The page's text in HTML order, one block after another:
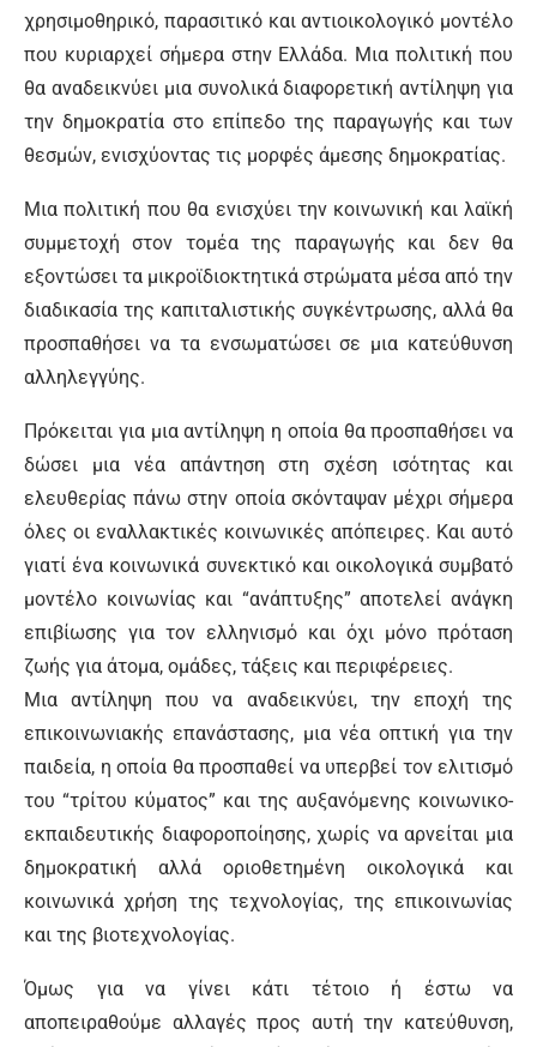
χρησιμοθηρικό, παρασιτικό και αντιοικολογικό μοντέλο
που κυριαρχεί σήμερα στην Ελλάδα. Μια πολιτική που
θα αναδεικνύει μια συνολικά διαφορετική αντίληψη για
την δημοκρατία στο επίπεδο της παραγωγής και των
θεσμών, ενισχύοντας τις μορφές άμεσης δημοκρατίας.
Μια πολιτική που θα ενισχύει την κοινωνική και λαϊκή
συμμετοχή στον τομέα της παραγωγής και δεν θα
εξοντώσει τα μικροϊδιοκτητικά στρώματα μέσα από την
διαδικασία της καπιταλιστικής συγκέντρωσης, αλλά θα
προσπαθήσει να τα ενσωματώσει σε μια κατεύθυνση
αλληλεγγύης.
Πρόκειται για μια αντίληψη η οποία θα προσπαθήσει να
δώσει μια νέα απάντηση στη σχέση ισότητας και
ελευθερίας πάνω στην οποία σκόνταψαν μέχρι σήμερα
όλες οι εναλλακτικές κοινωνικές απόπειρες. Και αυτό
γιατί ένα κοινωνικά συνεκτικό και οικολογικά συμβατό
μοντέλο κοινωνίας και “ανάπτυξης” αποτελεί ανάγκη
επιβίωσης για τον ελληνισμό και όχι μόνο πρόταση
ζωής για άτομα, ομάδες, τάξεις και περιφέρειες.
Μια αντίληψη που να αναδεικνύει, την εποχή της
επικοινωνιακής επανάστασης, μια νέα οπτική για την
παιδεία, η οποία θα προσπαθεί να υπερβεί τον ελιτισμό
του “τρίτου κύματος” και της αυξανόμενης κοινωνικο-
εκπαιδευτικής διαφοροποίησης, χωρίς να αρνείται μια
δημοκρατική αλλά οριοθετημένη οικολογικά και
κοινωνικά χρήση της τεχνολογίας, της επικοινωνίας
και της βιοτεχνολογίας.
Όμως για να γίνει κάτι τέτοιο ή έστω να
αποπειραθούμε αλλαγές προς αυτή την κατεύθυνση,